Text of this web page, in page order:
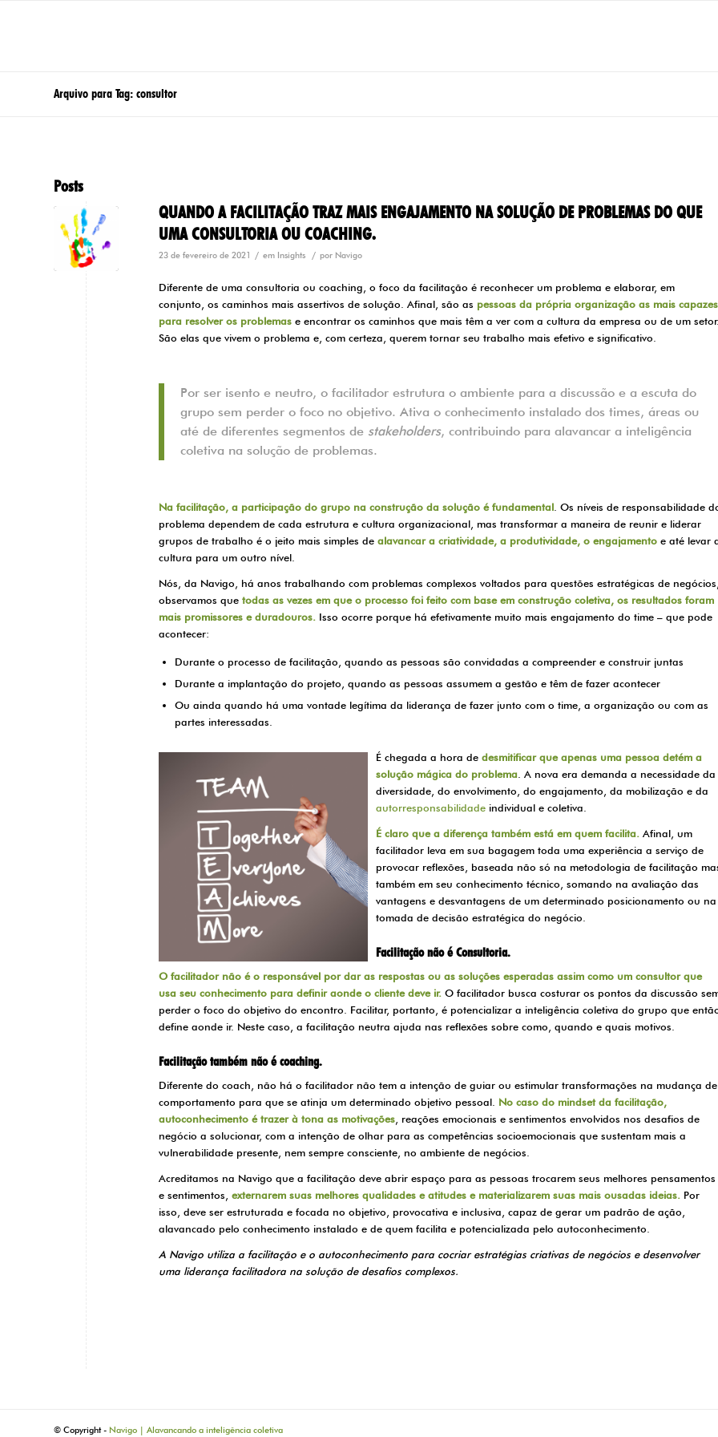
Arquivo para Tag: consultor
Posts
QUANDO A FACILITAÇÃO TRAZ MAIS ENGAJAMENTO NA SOLUÇÃO DE PROBLEMAS DO QUE
UMA CONSULTORIA OU COACHING.
23 de fevereiro de 2021 / em Insights / por Navigo
Diferente de uma consultoria ou coaching, o foco da facilitação é reconhecer um problema e elaborar, em
conjunto, os caminhos mais assertivos de solução. Afinal, são as pessoas da própria organização as mais capazes
para resolver os problemas e encontrar os caminhos que mais têm a ver com a cultura da empresa ou de um setor.
São elas que vivem o problema e, com certeza, querem tornar seu trabalho mais efetivo e significativo.
Por ser isento e neutro, o facilitador estrutura o ambiente para a discussão e a escuta do
grupo sem perder o foco no objetivo. Ativa o conhecimento instalado dos times, áreas ou
até de diferentes segmentos de stakeholders, contribuindo para alavancar a inteligência
coletiva na solução de problemas.
Na facilitação, a participação do grupo na construção da solução é fundamental . Os níveis de responsabilidade
problema dependem de cada estrutura e cultura organizacional, mas transformar a maneira de reunir e liderar
grupos de trabalho é o jeito mais simples de alavancar a criatividade, a produtividade, o engajamento e até levar
cultura para um outro nível.
Nós, da Navigo, há anos trabalhando com problemas complexos voltados para questões estratégicas de negócios,
observamos que todas as vezes em que o processo foi feito com base em construção coletiva, os resultados foram
mais promissores e duradouros. Isso ocorre porque há efetivamente muito mais engajamento do time – que pode
acontecer:
Durante o processo de facilitação, quando as pessoas são convidadas a compreender e construir juntas
Durante a implantação do projeto, quando as pessoas assumem a gestão e têm de fazer acontecer
Ou ainda quando há uma vontade legítima da liderança de fazer junto com o time, a organização ou com as
partes interessadas.
É chegada a hora de desmitificar que apenas uma pessoa detém a
solução mágica do problema . A nova era demanda a necessidade da
diversidade, do envolvimento, do engajamento, da mobilização e da
autorresponsabilidade individual e coletiva.
É claro que a diferença também está em quem facilita. Afinal, um
facilitador leva em sua bagagem toda uma experiência a serviço de
provocar reflexões, baseada não só na metodologia de facilitação
também em seu conhecimento técnico, somando na avaliação das
vantagens e desvantagens de um determinado posicionamento ou na
tomada de decisão estratégica do negócio.
Facilitação não é Consultoria.
O facilitador não é o responsável por dar as respostas ou as soluções esperadas assim como um consultor que
usa seu conhecimento para definir aonde o cliente deve ir. O facilitador busca costurar os pontos da discussão
perder o foco do objetivo do encontro. Facilitar, portanto, é potencializar a inteligência coletiva do grupo que
define aonde ir. Neste caso, a facilitação neutra ajuda nas reflexões sobre como, quando e quais motivos.
Facilitação também não é coaching.
Diferente do coach, não há o facilitador não tem a intenção de guiar ou estimular transformações na mudança de
comportamento para que se atinja um determinado objetivo pessoal. No caso do mindset da facilitação,
autoconhecimento é trazer à tona as motivações , reações emocionais e sentimentos envolvidos nos desafios de
negócio a solucionar, com a intenção de olhar para as competências socioemocionais que sustentam mais a
vulnerabilidade presente, nem sempre consciente, no ambiente de negócios.
Acreditamos na Navigo que a facilitação deve abrir espaço para as pessoas trocarem seus melhores pensamentos
e sentimentos, externarem suas melhores qualidades e atitudes e materializarem suas mais ousadas ideias. Por
isso, deve ser estruturada e focada no objetivo, provocativa e inclusiva, capaz de gerar um padrão de ação,
alavancado pelo conhecimento instalado e de quem facilita e potencializada pelo autoconhecimento.
A Navigo utiliza a facilitação e o autoconhecimento para cocriar estratégias criativas de negócios e desenvolver
uma liderança facilitadora na solução de desafios complexos.
© Copyright - Navigo | Alavancando a inteligência coletiva